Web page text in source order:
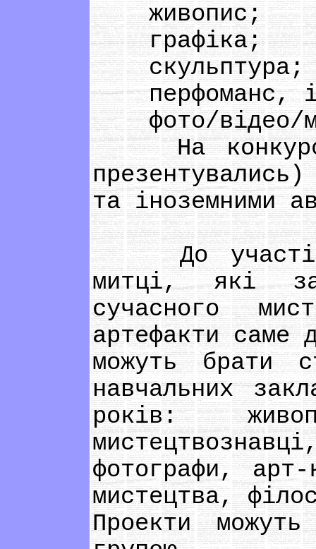
живопис;
графіка;
скульптура;
перфоманс,
фото/відео/
На конкурс
та іноземними
До участі в
митці, які
сучасного
артефакти саме
можуть брати
навчальних
років:
фотографи, арт-
мистецтва,
Проекти